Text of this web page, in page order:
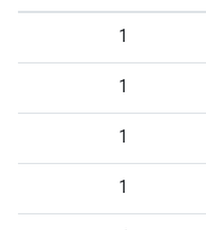
1
1
1
1